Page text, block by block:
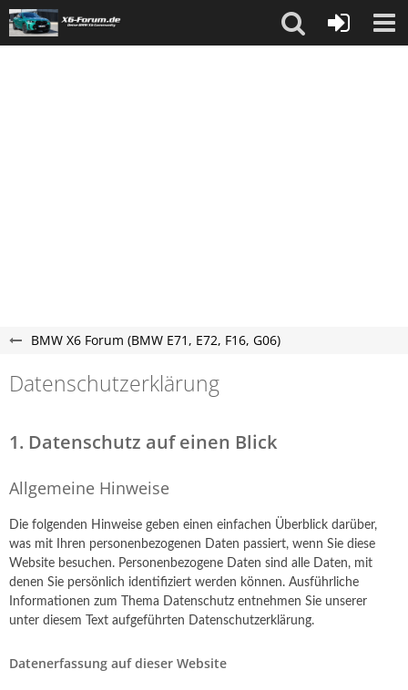
BMW X6 Forum (BMW E71, E72, F16, G06)
Datenschutzerklärung
1. Datenschutz auf einen Blick
Allgemeine Hinweise
Die folgenden Hinweise geben einen einfachen Überblick darüber,
was mit Ihren personenbezogenen Daten passiert, wenn Sie diese
Website besuchen. Personenbezogene Daten sind alle Daten, mit
denen Sie persönlich identifiziert werden können. Ausführliche
Informationen zum Thema Datenschutz entnehmen Sie unserer
unter diesem Text aufgeführten Datenschutzerklärung.
Datenerfassung auf dieser Website